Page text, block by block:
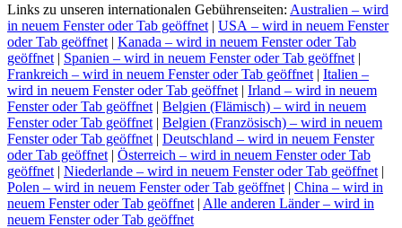
Links zu unseren internationalen Gebührenseiten: Australien – wird
in neuem Fenster oder Tab geöffnet | USA – wird in neuem Fenster
oder Tab geöffnet | Kanada – wird in neuem Fenster oder Tab
geöffnet | Spanien – wird in neuem Fenster oder Tab geöffnet |
Frankreich – wird in neuem Fenster oder Tab geöffnet | Italien –
wird in neuem Fenster oder Tab geöffnet | Irland – wird in neuem
Fenster oder Tab geöffnet | Belgien (Flämisch) – wird in neuem
Fenster oder Tab geöffnet | Belgien (Französisch) – wird in neuem
Fenster oder Tab geöffnet | Deutschland – wird in neuem Fenster
oder Tab geöffnet | Österreich – wird in neuem Fenster oder Tab
geöffnet | Niederlande – wird in neuem Fenster oder Tab geöffnet |
Polen – wird in neuem Fenster oder Tab geöffnet | China – wird in
neuem Fenster oder Tab geöffnet | Alle anderen Länder– wird in
neuem Fenster oder Tab geöffnet